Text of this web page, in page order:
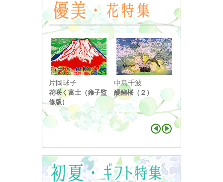
片岡球子
花咲く富士（雍子監
修版）
中島千波
醍醐桜（２）
り ...